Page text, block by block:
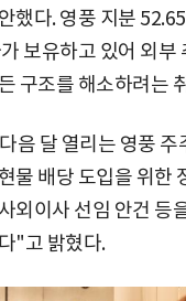
했다. 영풍 지분
보유하고 있어 외부
구조를 해소하려는
음 달 열리는 영풍 주
물 배당 도입을 위한
외이사 선임 안건 등
"고 밝혔다.